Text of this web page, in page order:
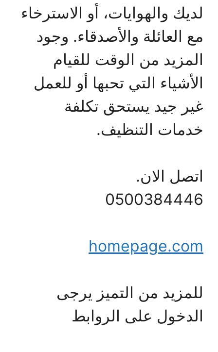
لديك والهوايات، أو الاسترخاء
مع العائلة والأصدقاء. وجود
المزيد من الوقت للقيام
الأشياء التي تحبها أو للعمل
غير جيد يستحق تكلفة
خدمات التنظيف.
اتصل الان.
0500384446
homepage.com
للمزيد من التميز يرجى
الدخول على الروابط